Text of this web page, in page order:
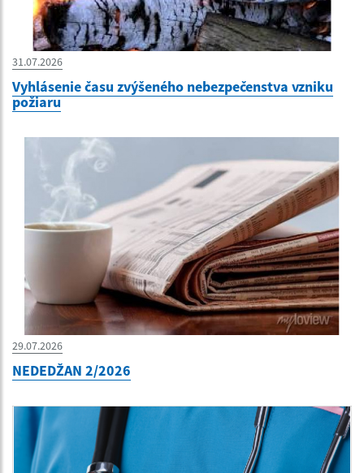
31.07.2026
Vyhlásenie času zvýšeného nebezpečenstva vzniku
požiaru
29.07.2026
NEDEDŽAN 2/2026